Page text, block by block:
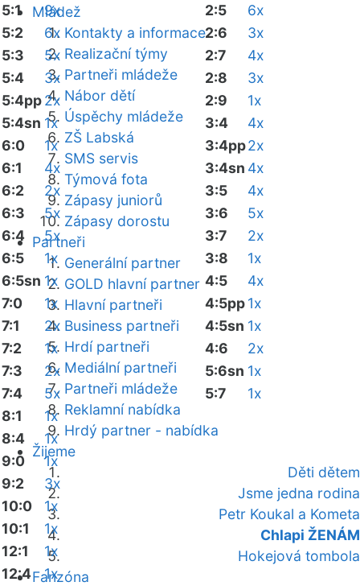
Mládež
Kontakty a informace
Realizační týmy
Partneři mládeže
Nábor dětí
Úspěchy mládeže
ZŠ Labská
SMS servis
Týmová fota
Zápasy juniorů
Zápasy dorostu
Partneři
Generální partner
GOLD hlavní partner
Hlavní partneři
Business partneři
Hrdí partneři
Mediální partneři
Partneři mládeže
Reklamní nabídka
Hrdý partner - nabídka
Žijeme
Děti dětem
Jsme jedna rodina
Petr Koukal a Kometa
Chlapi ŽENÁM
Hokejová tombola
Fanzóna
5:1
9x
5:2
6x
5:3
5x
5:4
3x
5:4pp2x
5:4sn 1x
6:0
1x
6:1
4x
6:2
2x
6:3
5x
6:4
5x
6:5
1x
6:5sn 1x
7:0
1x
7:1
2x
7:2
1x
7:3
2x
7:4
5x
8:1
1x
8:4
1x
9:0
1x
9:2
3x
10:0
1x
10:1
1x
12:1
1x
12:4
1x
2:5
6x
2:6
3x
2:7
4x
2:8
3x
2:9
1x
3:4
4x
3:4pp2x
3:4sn 4x
3:5
4x
3:6
5x
3:7
2x
3:8
1x
4:5
4x
4:5pp1x
4:5sn 1x
4:6
2x
5:6sn 1x
5:7
1x